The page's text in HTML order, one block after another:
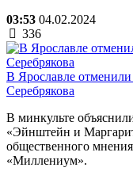
03:53 04.02.2024
336
В Ярославле отменили
Серебрякова
В минкульте
«Эйнштейн и
общественного
«Миллениум».